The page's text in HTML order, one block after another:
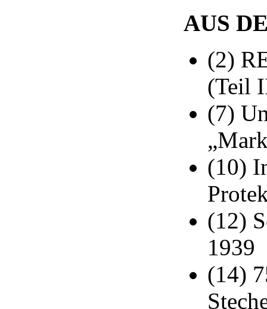
AUS
(2)
(Teil
(7)
(10)
(12)
1939
(14)